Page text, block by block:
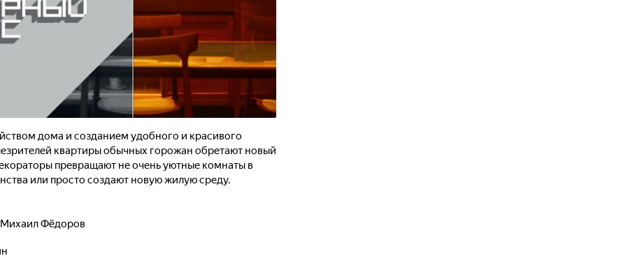
дома и созданием удобного и красивого
квартиры обычных горожан обретают новый
превращают не очень уютные комнаты в
или просто создают новую жилую среду.
Михаил Фёдоров